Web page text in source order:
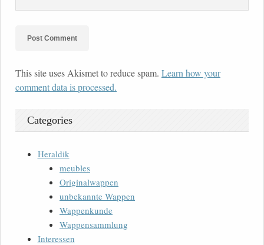
This site uses Akismet to reduce spam. Learn how your
comment data is processed.
Categories
Heraldik
meubles
Originalwappen
unbekannte Wappen
Wappenkunde
Wappensammlung
Interessen